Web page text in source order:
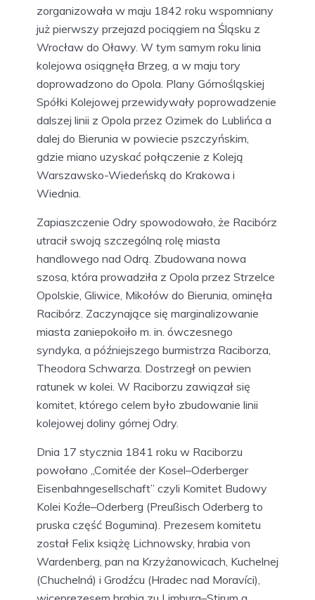
zorganizowała w maju 1842 roku wspomniany
już pierwszy przejazd pociągiem na Śląsku z
Wrocław do Oławy. W tym samym roku linia
kolejowa osiągnęła Brzeg, a w maju tory
doprowadzono do Opola. Plany Górnośląskiej
Spółki Kolejowej przewidywały poprowadzenie
dalszej linii z Opola przez Ozimek do Lublińca a
dalej do Bierunia w powiecie pszczyńskim,
gdzie miano uzyskać połączenie z Koleją
Warszawsko-Wiedeńską do Krakowa i
Wiednia.
Zapiaszczenie Odry spowodowało, że Racibórz
utracił swoją szczególną rolę miasta
handlowego nad Odrą. Zbudowana nowa
szosa, która prowadziła z Opola przez Strzelce
Opolskie, Gliwice, Mikołów do Bierunia, ominęła
Racibórz. Zaczynające się marginalizowanie
miasta zaniepokoiło m. in. ówczesnego
syndyka, a późniejszego burmistrza Raciborza,
Theodora Schwarza. Dostrzegł on pewien
ratunek w kolei. W Raciborzu zawiązał się
komitet, którego celem było zbudowanie linii
kolejowej doliny górnej Odry.
Dnia 17 stycznia 1841 roku w Raciborzu
powołano „Comitée der Kosel–Oderberger
Eisenbahngesellschaft” czyli Komitet Budowy
Kolei Koźle–Oderberg (Preußisch Oderberg to
pruska część Bogumina). Prezesem komitetu
został Felix książę Lichnowsky, hrabia von
Wardenberg, pan na Krzyżanowicach, Kuchelnej
(Chuchelná) i Grodźcu (Hradec nad Moravíci),